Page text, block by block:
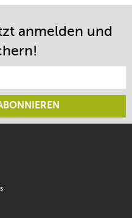
anmelden und